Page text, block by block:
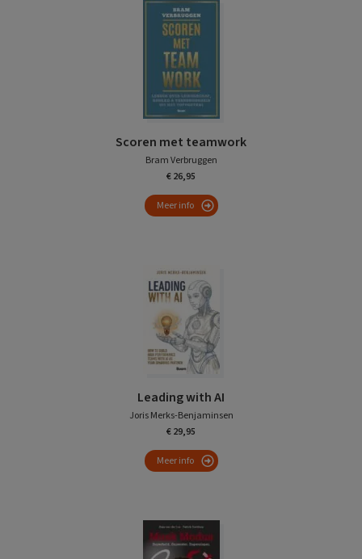
Scoren met teamwork
Bram Verbruggen
€ 26,95
Meer info
Leading with AI
Joris Merks-Benjaminsen
€ 29,95
Meer info